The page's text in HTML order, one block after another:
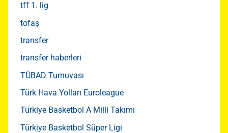
tff 1. lig
tofaş
transfer
transfer haberleri
TÜBAD Turnuvası
Türk Hava Yolları Euroleague
Türkiye Basketbol A Milli Takımı
Türkiye Basketbol Süper Ligi